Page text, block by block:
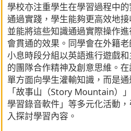
學校亦注重學生在學習過程中
通過實踐，學生能夠更高效地接
並能將這些知識通過實際操作
會貫通的效果。同學會在外籍
小息時段分組以英語進行遊戲
的團隊合作精神及創意思維。
單方面向學生灌輸知識，而是通
「故事山（Story Mountain）
學習錄音軟件」等多元化活動
入探討學習內容。